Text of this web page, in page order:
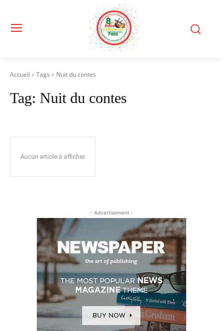
Accueil Tags Nuit du contes
Tag: Nuit du contes
Aucun article à afficher
- Advertisement -